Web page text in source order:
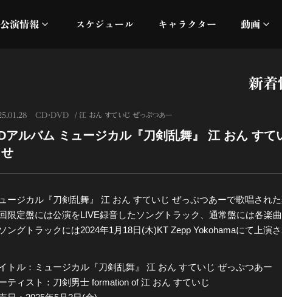
公演情報
ライブビューイング
スケジュール キャラクター 動画
オフ
新着
CD・DVD 江 おん すていじ ぜっぷつあー
アルバム ミュージカル『刀剣乱舞』 江 おん す
ージカル『刀剣乱舞』 江 おん すていじ ぜっぷつあーで歌唱され
限定盤には公演をLIVE録音したソングトラック、通常盤には各楽
ングトラックには2024年1月18日(木)KT Zepp Yokohamaにて上演
トル：ミュージカル『刀剣乱舞』 江 おん すていじ ぜっぷつあー
ティスト：刀剣男士 formation of 江 おん すていじ